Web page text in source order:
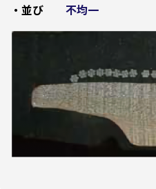
・並び
不均一